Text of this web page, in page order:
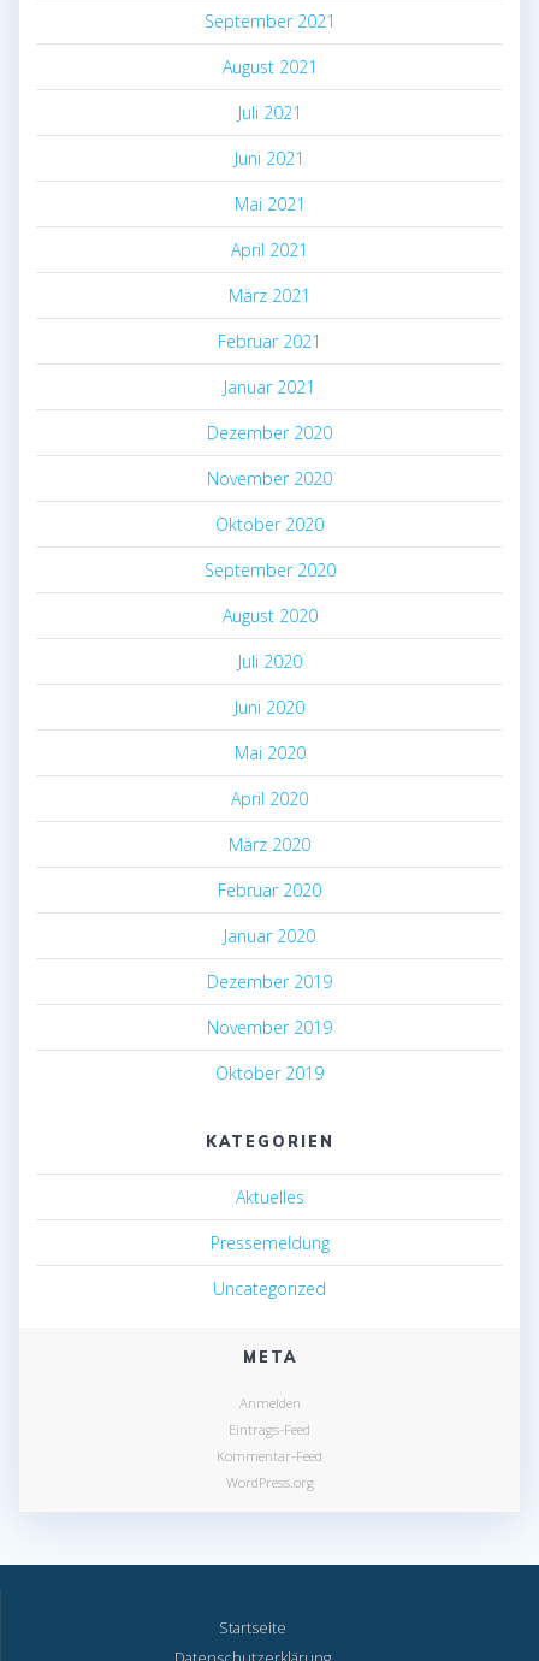
September 2021
August 2021
Juli 2021
Juni 2021
Mai 2021
April 2021
März 2021
Februar 2021
Januar 2021
Dezember 2020
November 2020
Oktober 2020
September 2020
August 2020
Juli 2020
Juni 2020
Mai 2020
April 2020
März 2020
Februar 2020
Januar 2020
Dezember 2019
November 2019
Oktober 2019
KATEGORIEN
Aktuelles
Pressemeldung
Uncategorized
META
Anmelden
Eintrags-Feed
Kommentar-Feed
WordPress.org
Startseite